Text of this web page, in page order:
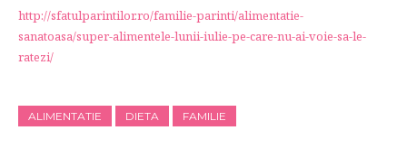
http://sfatulparintilor.ro/familie-parinti/alimentatie-
sanatoasa/super-alimentele-lunii-iulie-pe-care-nu-ai-voie-sa-le-
ratezi/
ALIMENTATIE DIETA FAMILIE